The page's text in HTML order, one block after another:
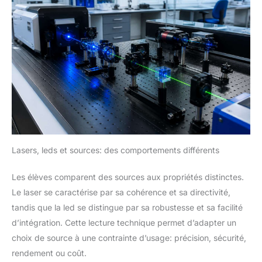
Lasers, leds et sources: des comportements différents
Les élèves comparent des sources aux propriétés distinctes.
Le laser se caractérise par sa cohérence et sa directivité,
tandis que la led se distingue par sa robustesse et sa facilité
d’intégration. Cette lecture technique permet d’adapter un
choix de source à une contrainte d’usage: précision, sécurité,
rendement ou coût.